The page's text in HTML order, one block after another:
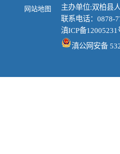
网站地图
主办单位:双柏县
联系电话：0878-
滇ICP备12005231
滇公网安备